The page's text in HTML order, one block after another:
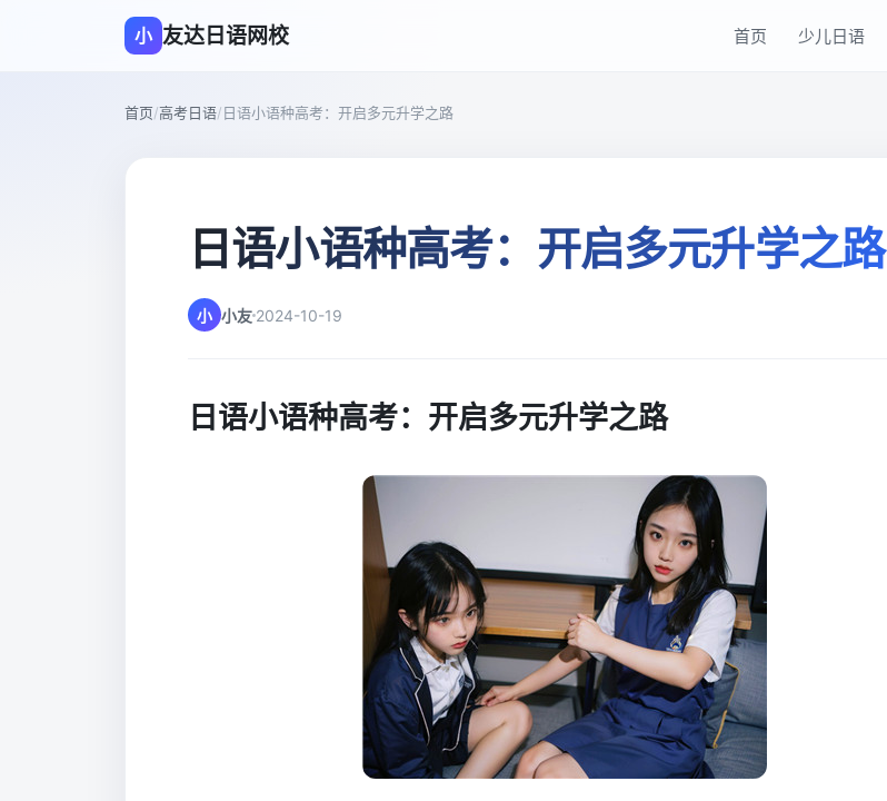
小 友达日语网校 首页 少儿日语
首页/高考日语/日语小语种高考：开启多元升学之路
日语小语种高考：开启多元升学之路
小 小友 2024-10-19
日语小语种高考：开启多元升学之路